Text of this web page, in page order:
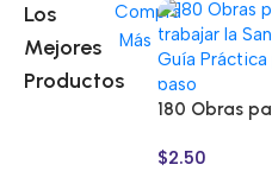
Los
Mejores
Productos
Compra
Más
180 Obras
$2.50